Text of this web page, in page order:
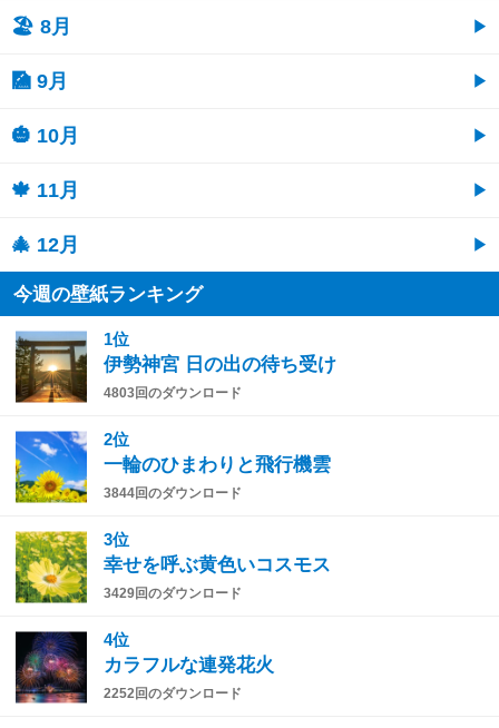
🏖 8月
🎑 9月
🎃 10月
🍁 11月
🎄 12月
今週の壁紙ランキング
1位
伊勢神宮 日の出の待ち受け
4803回のダウンロード
2位
一輪のひまわりと飛行機雲
3844回のダウンロード
3位
幸せを呼ぶ黄色いコスモス
3429回のダウンロード
4位
カラフルな連発花火
2252回のダウンロード